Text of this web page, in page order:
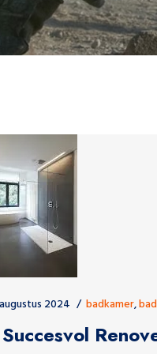
2024 badkamer,